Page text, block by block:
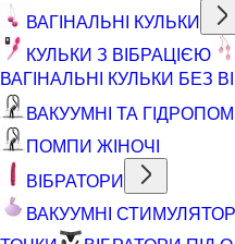
ВАГІНАЛЬНІ КУЛЬКИ
КУЛЬКИ З ВІБРАЦІЄЮ
ВАГІНАЛЬНІ КУЛЬКИ БЕЗ
ВАКУУМНІ ТА
ПОМПИ ЖІНОЧІ
ВІБРАТОРИ
ВАКУУМНІ